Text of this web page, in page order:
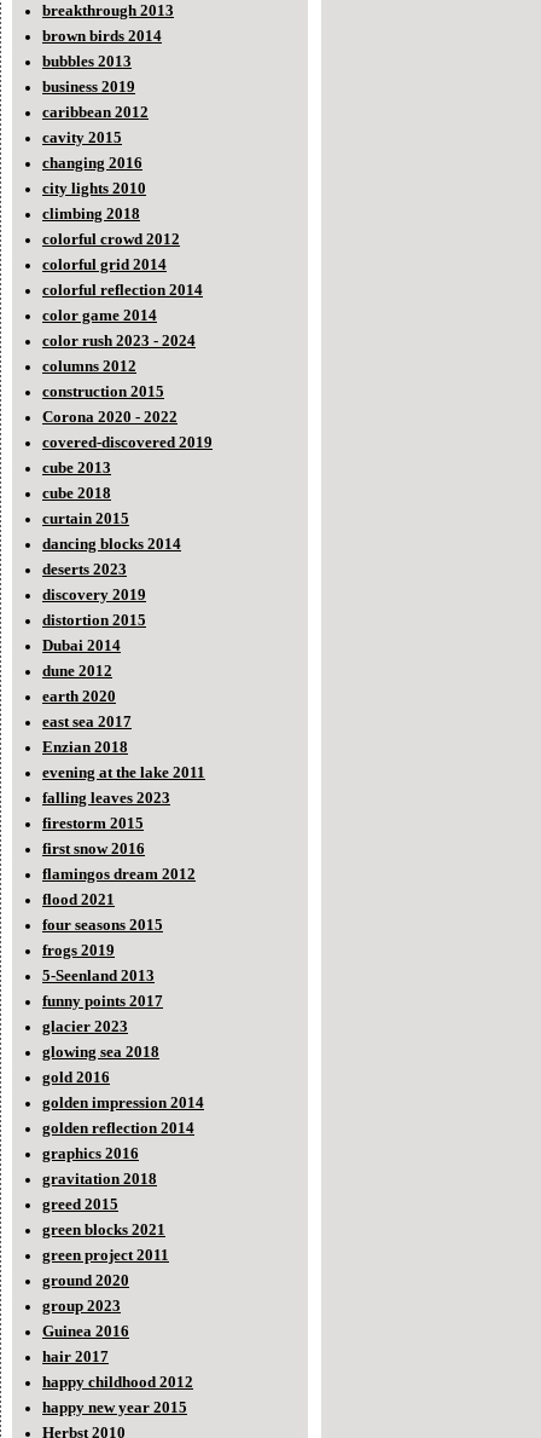
breakthrough 2013
brown birds 2014
bubbles 2013
business 2019
caribbean 2012
cavity 2015
changing 2016
city lights 2010
climbing 2018
colorful crowd 2012
colorful grid 2014
colorful reflection 2014
color game 2014
color rush 2023 - 2024
columns 2012
construction 2015
Corona 2020 - 2022
covered-discovered 2019
cube 2013
cube 2018
curtain 2015
dancing blocks 2014
deserts 2023
discovery 2019
distortion 2015
Dubai 2014
dune 2012
earth 2020
east sea 2017
Enzian 2018
evening at the lake 2011
falling leaves 2023
firestorm 2015
first snow 2016
flamingos dream 2012
flood 2021
four seasons 2015
frogs 2019
5-Seenland 2013
funny points 2017
glacier 2023
glowing sea 2018
gold 2016
golden impression 2014
golden reflection 2014
graphics 2016
gravitation 2018
greed 2015
green blocks 2021
green project 2011
ground 2020
group 2023
Guinea 2016
hair 2017
happy childhood 2012
happy new year 2015
Herbst 2010